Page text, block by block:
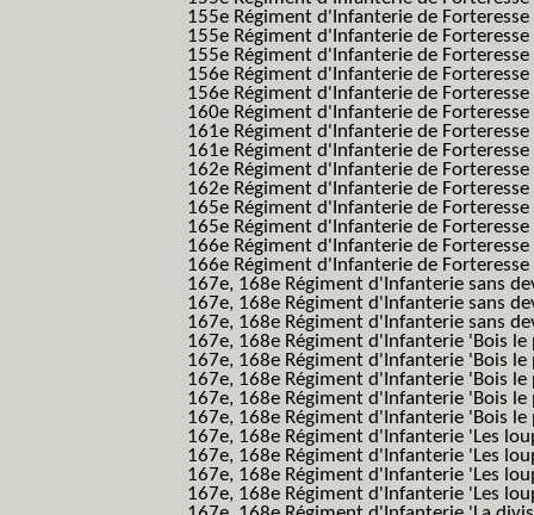
155e Régiment d'Infanterie de
155e Régiment d'Infanterie de
155e Régiment d'Infanterie de
156e Régiment d'Infanterie de Forteresse
156e Régiment d'Infanterie de
160e Régiment d'Infanterie de
161e Régiment d'Infanterie de Forteresse
161e Régiment d'Infanterie de
162e Régiment d'Infanterie de Forteresse
162e Régiment d'Infanterie de
165e Régiment d'Infanterie de Forteresse
165e Régiment d'Infanterie de Forteresse
166e Régiment d'Infanterie de Forteresse
166e Régiment d'Infanterie de Forteresse
167e, 168e Régiment d'Infanterie sans
167e, 168e Régiment d'Infanterie sans
167e, 168e Régiment d'Infanterie sans
167e, 168e Régiment d'Infanterie 'Bois
167e, 168e Régiment d'Infanterie 'Bois
167e, 168e Régiment d'Infanterie 'Bois
167e, 168e Régiment d'Infanterie 'Bois
167e, 168e Régiment d'Infanterie 'Bois
167e, 168e Régiment d'Infanterie 'Les
167e, 168e Régiment d'Infanterie 'Les
167e, 168e Régiment d'Infanterie 'Les
167e, 168e Régiment d'Infanterie 'Les